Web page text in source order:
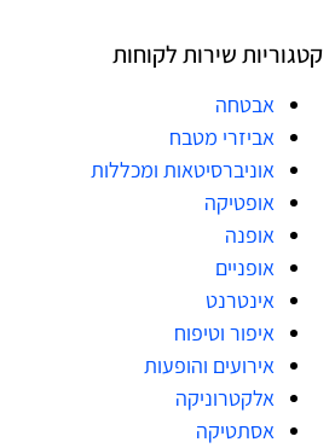
קטגוריות שירות לקוחות
אבטחה
אביזרי מטבח
אוניברסיטאות ומכללות
אופטיקה
אופנה
אופניים
אינטרנט
איפור וטיפוח
אירועים והופעות
אלקטרוניקה
אסתטיקה